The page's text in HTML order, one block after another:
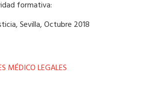
formativa:
Sevilla, Octubre 2018
MÉDICO LEGALES